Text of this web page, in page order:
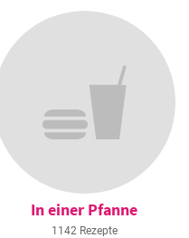
In einer Pfanne
1142 Rezepte